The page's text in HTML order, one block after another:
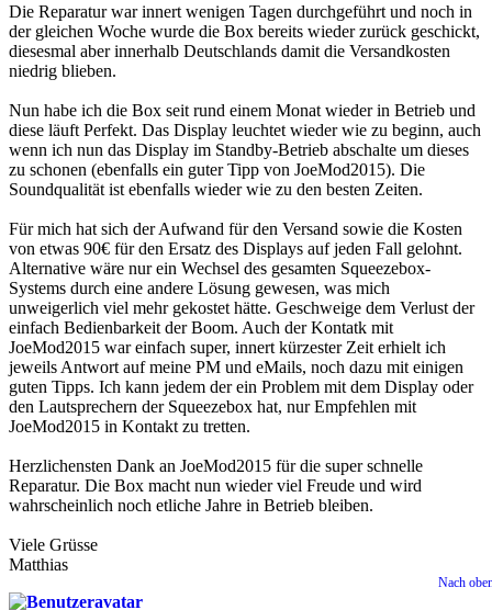
Die Reparatur war innert wenigen Tagen durchgeführt und noch in
der gleichen Woche wurde die Box bereits wieder zurück geschickt,
diesesmal aber innerhalb Deutschlands damit die Versandkosten
niedrig blieben.
Nun habe ich die Box seit rund einem Monat wieder in Betrieb und
diese läuft Perfekt. Das Display leuchtet wieder wie zu beginn, auch
wenn ich nun das Display im Standby-Betrieb abschalte um dieses
zu schonen (ebenfalls ein guter Tipp von JoeMod2015). Die
Soundqualität ist ebenfalls wieder wie zu den besten Zeiten.
Für mich hat sich der Aufwand für den Versand sowie die Kosten
von etwas 90€ für den Ersatz des Displays auf jeden Fall gelohnt.
Alternative wäre nur ein Wechsel des gesamten Squeezebox-
Systems durch eine andere Lösung gewesen, was mich
unweigerlich viel mehr gekostet hätte. Geschweige dem Verlust der
einfach Bedienbarkeit der Boom. Auch der Kontatk mit
JoeMod2015 war einfach super, innert kürzester Zeit erhielt ich
jeweils Antwort auf meine PM und eMails, noch dazu mit einigen
guten Tipps. Ich kann jedem der ein Problem mit dem Display oder
den Lautsprechern der Squeezebox hat, nur Empfehlen mit
JoeMod2015 in Kontakt zu tretten.
Herzlichensten Dank an JoeMod2015 für die super schnelle
Reparatur. Die Box macht nun wieder viel Freude und wird
wahrscheinlich noch etliche Jahre in Betrieb bleiben.
Viele Grüsse
Matthias
Nach